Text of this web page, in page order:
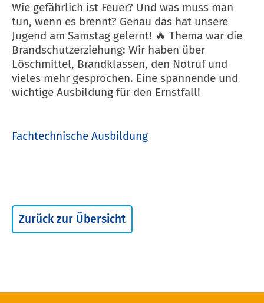
Wie gefährlich ist Feuer? Und was muss man
tun, wenn es brennt? Genau das hat unsere
Jugend am Samstag gelernt! 🔥 Thema war die
Brandschutzerziehung: Wir haben über
Löschmittel, Brandklassen, den Notruf und
vieles mehr gesprochen. Eine spannende und
wichtige Ausbildung für den Ernstfall!
Fachtechnische Ausbildung
Zurück zur Übersicht